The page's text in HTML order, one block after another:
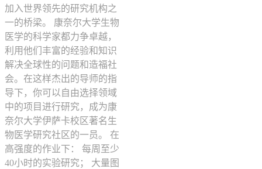
加入世界领先的研究机构之
一的桥梁。 康奈尔大学生物
医学的科学家都力争卓越，
利用他们丰富的经验和知识
解决全球性的问题和造福社
会。在这样杰出的导师的指
导下，你可以自由选择领域
中的项目进行研究，成为康
奈尔大学伊萨卡校区著名生
物医学研究社区的一员。 在
高强度的作业下： 每周至少
40小时的实验研究； 大量图